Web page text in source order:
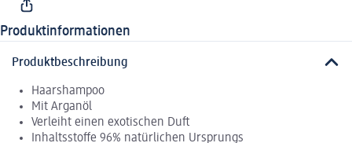
Produktinformationen
Produktbeschreibung
Haarshampoo
Mit Arganöl
Verleiht einen exotischen Duft
Inhaltsstoffe 96% natürlichen Ursprungs